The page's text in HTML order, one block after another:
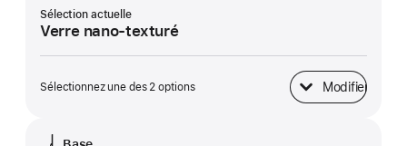
Sélection actuelle
Verre nano-texturé
Sélectionnez une des 2 options Modifier
Écran